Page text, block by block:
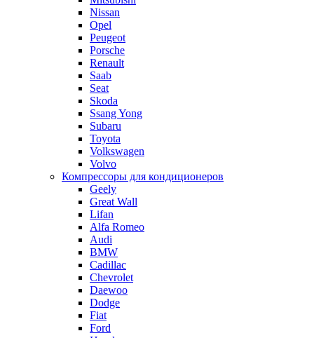
Nissan
Opel
Peugeot
Porsche
Renault
Saab
Seat
Skoda
Ssang Yong
Subaru
Toyota
Volkswagen
Volvo
Компрессоры для кондиционеров
Geely
Great Wall
Lifan
Alfa Romeo
Audi
BMW
Cadillac
Chevrolet
Daewoo
Dodge
Fiat
Ford